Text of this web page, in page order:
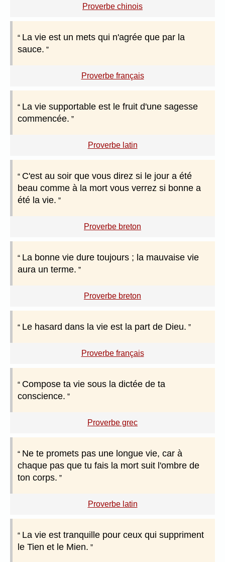
Proverbe chinois
La vie est un mets qui n'agrée que par la
sauce.
Proverbe français
La vie supportable est le fruit d'une sagesse
commencée.
Proverbe latin
C'est au soir que vous direz si le jour a été
beau comme à la mort vous verrez si bonne a
été la vie.
Proverbe breton
La bonne vie dure toujours ; la mauvaise vie
aura un terme.
Proverbe breton
Le hasard dans la vie est la part de Dieu.
Proverbe français
Compose ta vie sous la dictée de ta
conscience.
Proverbe grec
Ne te promets pas une longue vie, car à
chaque pas que tu fais la mort suit l'ombre de
ton corps.
Proverbe latin
La vie est tranquille pour ceux qui suppriment
le Tien et le Mien.